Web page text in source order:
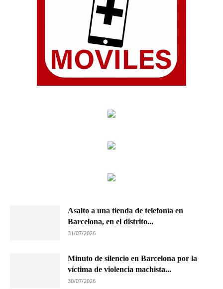
Asalto a una tienda de telefonía en
Barcelona, en el distrito...
31/07/2026
Minuto de silencio en Barcelona por la
víctima de violencia machista...
30/07/2026